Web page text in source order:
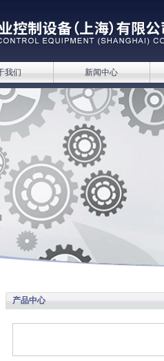
我们 新闻中心
产品中心